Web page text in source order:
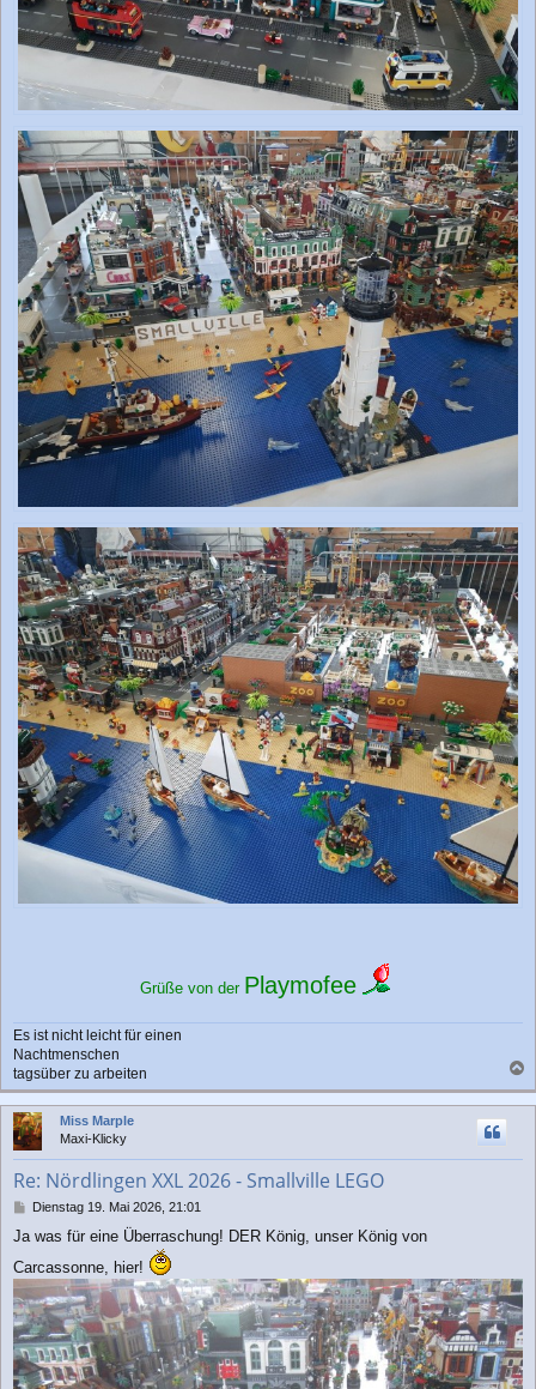
Grüße von der Playmofee
Es ist nicht leicht für einen
Nachtmenschen
tagsüber zu arbeiten
a
c
Miss Marple
Maxi-Klicky
Re: Nördlingen XXL 2026 - Smallville LEGO
B
i
r
g
Dienstag 19. Mai 2026, 21:01
Ja was für eine Überraschung! DER König, unser König von
Carcassonne, hier!